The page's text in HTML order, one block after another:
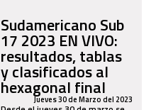
Sudamericano Sub
17 2023 EN VIVO:
resultados, tablas
y clasificados al
hexagonal final
Jueves 30 de Marzo del 2023